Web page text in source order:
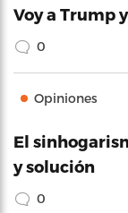
Voy a Trump
0
Opiniones
El
y solución
0